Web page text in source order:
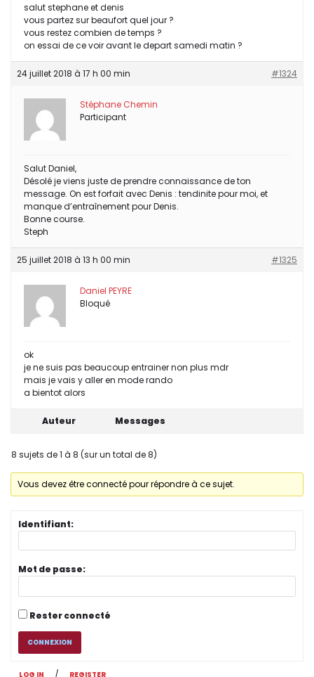
salut stephane et denis
vous partez sur beaufort quel jour ?
vous restez combien de temps ?
on essai de ce voir avant le depart samedi matin ?
24 juillet 2018 à 17 h 00 min #1324
Stéphane Chemin
Participant
Salut Daniel,
Désolé je viens juste de prendre connaissance de ton
message. On est forfait avec Denis : tendinite pour moi, et
manque d’entraînement pour Denis.
Bonne course.
Steph
25 juillet 2018 à 13 h 00 min #1325
Daniel PEYRE
Bloqué
ok
je ne suis pas beaucoup entrainer non plus mdr
mais je vais y aller en mode rando
a bientot alors
Auteur Messages
8 sujets de 1 à 8 (sur un total de 8)
Vous devez être connecté pour répondre à ce sujet.
Identifiant:
Mot de passe:
Rester connecté
CONNEXION
LOG IN / REGISTER